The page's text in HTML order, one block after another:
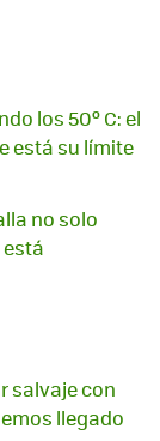
los 50º C: el
está su límite
no solo
salvaje con
llegado